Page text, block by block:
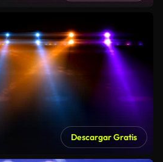
Descargar Gratis